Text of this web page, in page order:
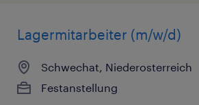
Lagermitarbeiter (m/w/d)
Schwechat, Niederosterreich
Festanstellung